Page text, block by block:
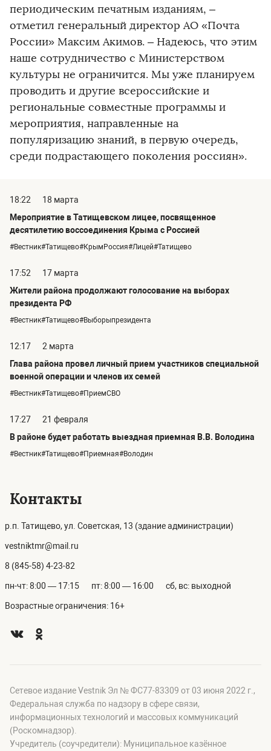
периодическим печатным изданиям, –
отметил генеральный директор АО «Почта
России» Максим Акимов. – Надеюсь, что этим
наше сотрудничество с Министерством
культуры не ограничится. Мы уже планируем
проводить и другие всероссийские и
региональные совместные программы и
мероприятия, направленные на
популяризацию знаний, в первую очередь,
среди подрастающего поколения россиян».
18:22
18 марта
Мероприятие в Татищевском лицее, посвященное
десятилетию воссоединения Крыма с Россией
#Вестник#Татищево#КрымРоссия#Лицей#Татищево
17:52
17 марта
Жители района продолжают голосование на выборах
президента РФ
#Вестник#Татищево#Выборыпрезидента
12:17
2 марта
Глава района провел личный прием участников специальной
военной операции и членов их семей
#Вестник#Татищево#ПриемСВО
17:27
21 февраля
В районе будет работать выездная приемная В.В. Володина
#Вестник#Татищево#Приемная#Володин
Контакты
р.п. Татищево, ул. Советская, 13 (здание администрации)
vestniktmr@mail.ru
8 (845-58) 4-23-82
пн-чт: 8:00 — 17:15 пт: 8:00 — 16:00 сб, вс: выходной
Возрастные ограничения: 16+
Сетевое издание Vestnik Эл № ФС77-83309 от 03 июня 2022 г.,
Федеральная служба по надзору в сфере связи,
информационных технологий и массовых коммуникаций
(Роскомнадзор).
Учредитель (соучредители): Муниципальное казённое